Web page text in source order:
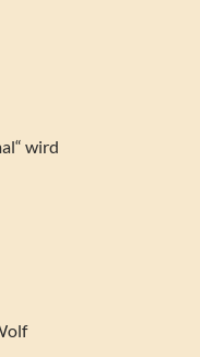
wird